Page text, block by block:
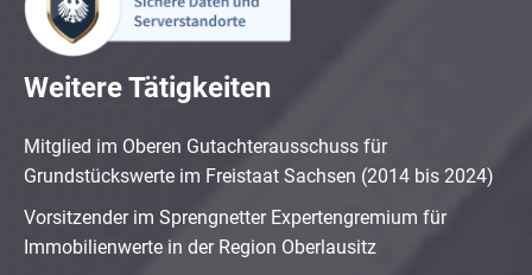
Weitere Tätigkeiten
Mitglied im Oberen Gutachterausschuss für
Grundstückswerte im Freistaat Sachsen (2014 bis 2024)
Vorsitzender im Sprengnetter Expertengremium für
Immobilienwerte in der Region Oberlausitz